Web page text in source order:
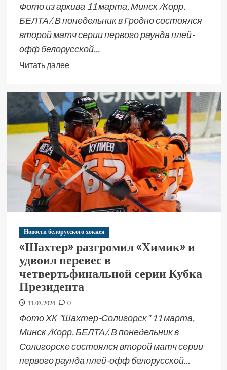
Фото из архива 11 марта, Минск /Корр.
БЕЛТА/. В понедельник в Гродно состоялся
второй матч серии первого раунда плей-
офф белорусской...
Читать далее
Новости белорусского хоккея
«Шахтер» разгромил «Химик» и
удвоил перевес в
четвертьфинальной серии Кубка
Президента
11.03.2024 0
Фото ХК "Шахтер-Солигорск" 11 марта,
Минск /Корр. БЕЛТА/. В понедельник в
Солигорске состоялся второй матч серии
первого раунда плей-офф белорусской...